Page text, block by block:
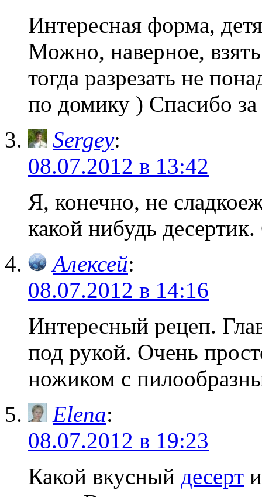
Интересная форма,
Можно, наверное,
тогда разрезать не
по домику ) Спасибо за
Sergey:
08.07.2012 в 13:42
Я, конечно, не
какой нибудь
Алексей:
08.07.2012 в 14:16
Интересный рецеп.
под рукой. Очень
ножиком с
Elena:
08.07.2012 в 19:23
Какой вкусный десерт